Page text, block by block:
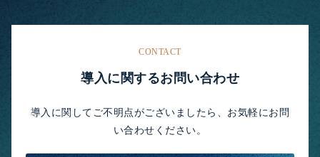
CONTACT
導入に関するお問い合わせ
導入に関してご不明点がございましたら、お気軽にお問
い合わせください。